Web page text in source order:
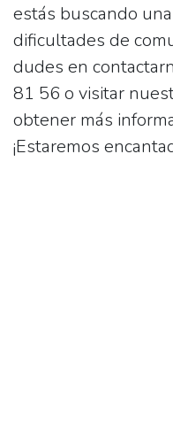
estás buscando
dificultades de
dudes en
81 56 o visitar
obtener más
¡Estaremos